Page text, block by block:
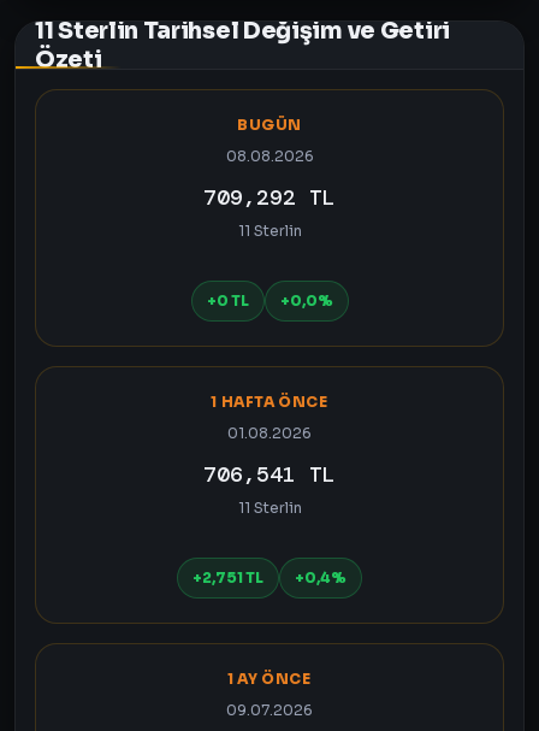
11 Sterlin Tarihsel Değişim ve Getiri
Özeti
BUGÜN
08.08.2026
709,292 TL
11 Sterlin
+0 TL +0,0%
1 HAFTA ÖNCE
01.08.2026
706,541 TL
11 Sterlin
+2,751 TL +0,4%
1 AY ÖNCE
09.07.2026